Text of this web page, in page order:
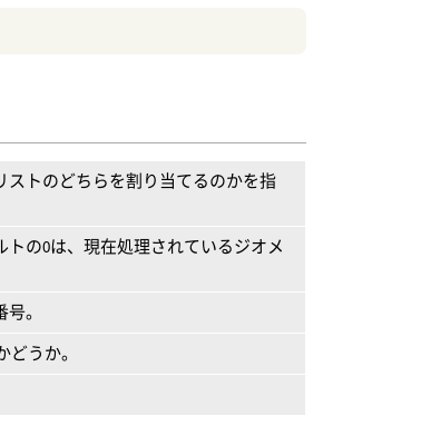
トのどちらを割り当てるのかを指
の0は、現在処理されているジオメ
。
うか。